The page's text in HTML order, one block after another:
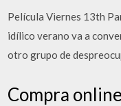
Película Viernes 13th
idílico verano va a
otro grupo de
Compra